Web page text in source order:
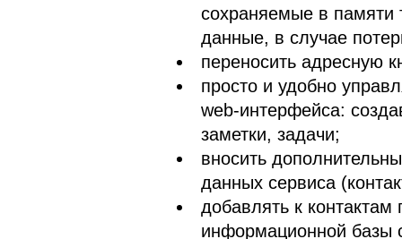
сохраняемые в памяти
данные, в случае
переносить адресную
просто и удобно
web-интерфейса:
заметки, задачи;
вносить
данных сервиса
добавлять к
информационной базы